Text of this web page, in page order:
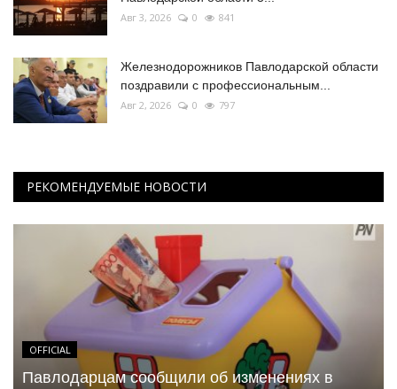
Авг 3, 2026 0 841
Железнодорожников Павлодарской области
поздравили с профессиональным...
Авг 2, 2026 0 797
РЕКОМЕНДУЕМЫЕ НОВОСТИ
OFFICIAL
Павлодарцам сообщили об изменениях в